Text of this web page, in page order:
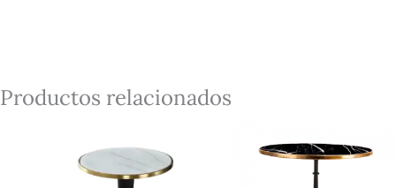
Productos relacionados